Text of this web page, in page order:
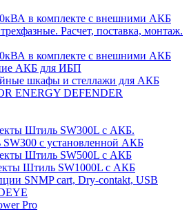
в комплекте с внешними АКБ
Расчет, поставка, монтаж.
в комплекте с внешними АКБ
АКБ для ИБП
шкафы и стеллажи для АКБ
ENERGY DEFENDER
Штиль SW300L с АКБ.
с установленной АКБ
Штиль SW500L с АКБ
Штиль SW1000L с АКБ
SNMP cart, Dry-contakt, USB
Pro